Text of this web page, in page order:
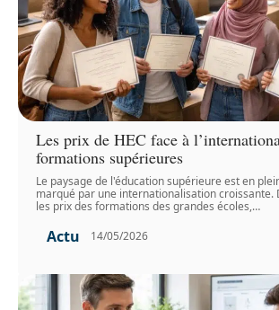
Les prix de HEC face à
formations supérieures
Le paysage de l'éducation supérieure est en
marqué par une internationalisation croissante.
les prix des formations des grandes écoles,…
Actu 14/05/2026